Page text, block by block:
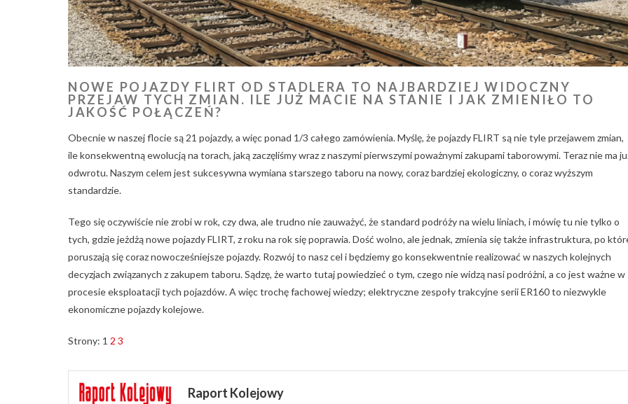
NOWE POJAZDY FLIRT OD STADLERA TO NAJBARDZIEJ WIDOCZNY
PRZEJAW TYCH ZMIAN. ILE JUŻ MACIE NA STANIE I JAK ZMIENIŁO TO
JAKOŚĆ POŁĄCZEŃ?
Obecnie w naszej flocie są 21 pojazdy, a więc ponad 1/3 całego zamówienia. Myślę, że pojazdy FLIRT są nie tyle przejawem zmian,
ile konsekwentną ewolucją na torach, jaką zaczęliśmy wraz z naszymi pierwszymi poważnymi zakupami taborowymi. Teraz nie ma
odwrotu. Naszym celem jest sukcesywna wymiana starszego taboru na nowy, coraz bardziej ekologiczny, o coraz wyższym
standardzie.
Tego się oczywiście nie zrobi w rok, czy dwa, ale trudno nie zauważyć, że standard podróży na wielu liniach, i mówię tu nie tylko o
tych, gdzie jeżdżą nowe pojazdy FLIRT, z roku na rok się poprawia. Dość wolno, ale jednak, zmienia się także infrastruktura, po
poruszają się coraz nowocześniejsze pojazdy. Rozwój to nasz cel i będziemy go konsekwentnie realizować w naszych kolejnych
decyzjach związanych z zakupem taboru. Sądzę, że warto tutaj powiedzieć o tym, czego nie widzą nasi podróżni, a co jest ważne w
procesie eksploatacji tych pojazdów. A więc trochę fachowej wiedzy; elektryczne zespoły trakcyjne serii ER160 to niezwykle
ekonomiczne pojazdy kolejowe.
Strony: 1 2 3
Raport Kolejowy